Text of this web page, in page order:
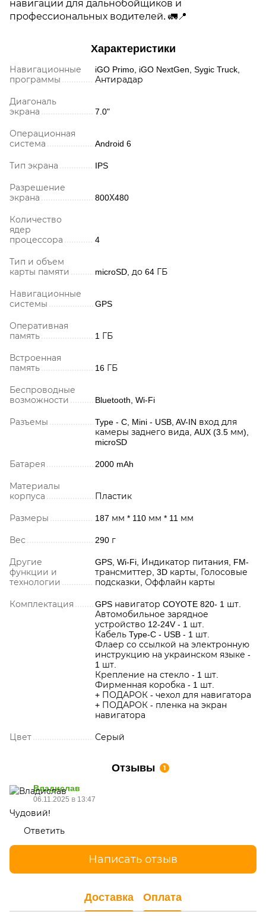
навигации для дальнобойщиков и
профессиональных водителей. 🚛📍
Характеристики
Навигационные
программы
iGO Primo, iGO NextGen, Sygic Truck,
Антирадар
Диагональ
экрана
7.0"
Операционная
система
Android 6
Тип экрана IPS
Разрешение
экрана
800Х480
Количество
ядер
процессора
4
Тип и объем
карты памяти
microSD, до 64 ГБ
Навигационные
системы
GPS
Оперативная
память
1 ГБ
Встроенная
память
16 ГБ
Беспроводные
возможности
Bluetooth, Wi-Fi
Разъемы
Type - C, Mini - USB, AV-IN вход для
камеры заднего вида, AUX (3.5 мм),
microSD
Батарея 2000 mAh
Материалы
корпуса
Пластик
Размеры 187 мм * 110 мм * 11 мм
Вес 290 г
Другие
функции и
технологии
GPS, Wi-Fi, Индикатор питания, FM-
трансмиттер, 3D карты, Голосовые
подсказки, Оффлайн карты
Комплектация
GPS навигатор COYOTE 820- 1 шт.
Автомобильное зарядное
устройство 12-24V - 1 шт.
Кабель Type-C - USB - 1 шт.
Флаер со ссылкой на электронную
инструкцию на украинском языке -
1 шт.
Крепление на стекло - 1 шт.
Фирменная коробка - 1 шт.
+ ПОДАРОК - чехол для навигатора
+ ПОДАРОК - пленка на экран
навигатора
Цвет Серый
Отзывы 1
Владислав
06.11.2025 в 13:47
Чудовий!
Ответить
Написать отзыв
Доставка Оплата